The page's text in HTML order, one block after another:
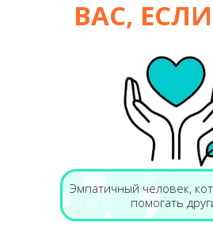
Эмпатичный человек,
помогать
ВАС,